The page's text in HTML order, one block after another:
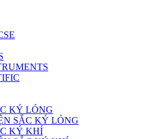
KÝ LỎNG
SẮC KÝ LỎNG
KÝ KHÍ